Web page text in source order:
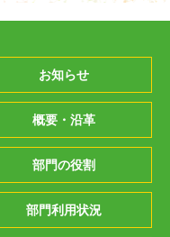
お知らせ
概要・沿革
部門の役割
部門利用状況